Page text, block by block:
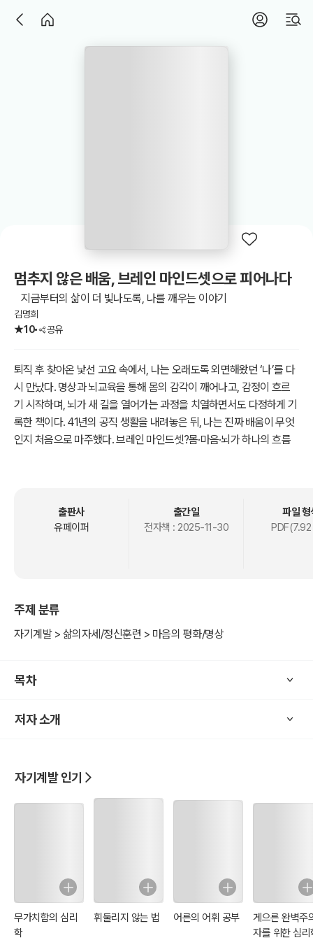
멈추지 않은 배움, 브레인 마인드셋으로 피어나다
지금부터의 삶이 더 빛나도록, 나를 깨우는 이야기
김명희
10
공유
퇴직 후 찾아온 낯선 고요 속에서, 나는 오래도록 외면해왔던 ‘나’를 다
시 만났다. 명상과 뇌교육을 통해 몸의 감각이 깨어나고, 감정이 흐르
기 시작하며, 뇌가 새 길을 열어가는 과정을 치열하면서도 다정하게 기
록한 책이다. 41년의 공직 생활을 내려놓은 뒤, 나는 진짜 배움이 무엇
인지 처음으로 마주했다. 브레인 마인드셋?몸·마음·뇌가 하나의 흐름
귀 기울이고 마음을 바라보는 순간, 우리는 이미 충분히 괜찮고, 다시
피어날 수 있는 존재임을 깨닫게 될 것이다.
출판사
유페이퍼
출간일
전자책 : 2025-11-30
파일 형
주제 분류
자기계발 > 삶의자세/정신훈련 > 마음의 평화/명상
목차
저자 소개
자기계발 인기
무가치함의 심리
학
휘둘리지 않는 법 어른의 어휘 공부
게으른 완벽주
자를 위한 심리